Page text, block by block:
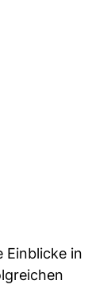
Einblicke in